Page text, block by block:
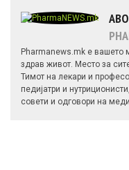
Pharmanews.mk е вашето
здрав живот. Место за
Тимот на лекари и
педијатри и
совети и одговори на